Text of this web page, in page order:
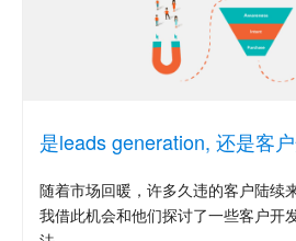
是leads generation, 还是客
随着市场回暖，许多久违的客户陆续
我借此机会和他们探讨了一些客户开